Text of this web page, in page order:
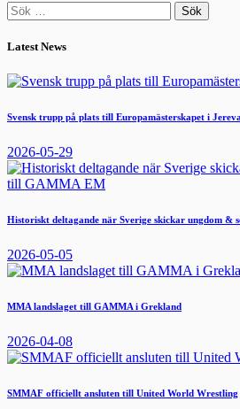
Sök
efter:
Latest News
Svensk trupp på plats till Europamästerskapet i
2026-05-29
Historiskt deltagande när Sverige skickar ungdom
2026-05-05
MMA landslaget till GAMMA i Grekland
2026-04-08
SMMAF officiellt ansluten till United World Wrestling